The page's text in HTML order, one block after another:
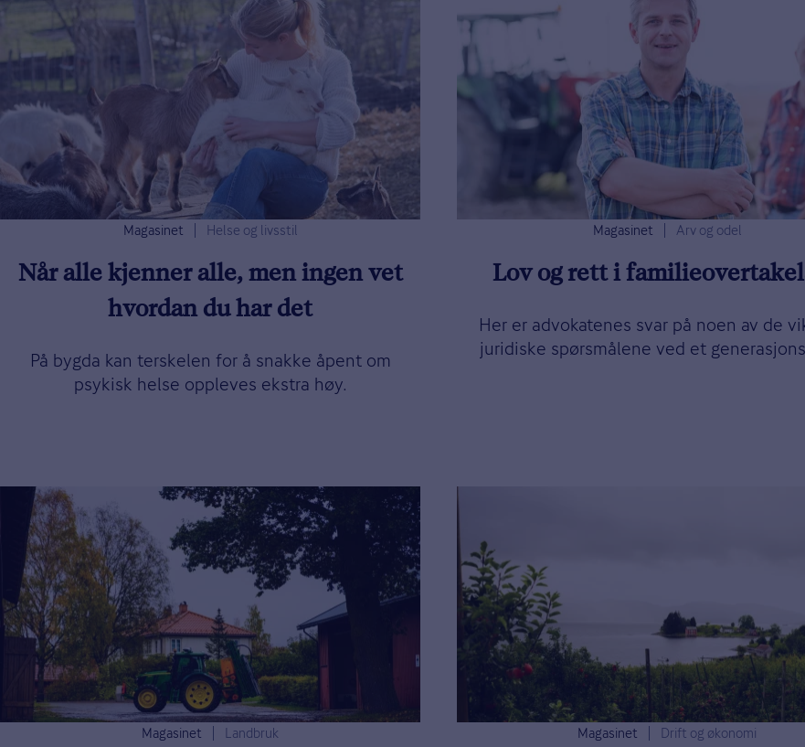
Magasinet Helse og livsstil
Når alle kjenner alle, men ingen vet
hvordan du har det
På bygda kan terskelen for å snakke åpent om
psykisk helse oppleves ekstra høy.
Magasinet Arv og odel
Lov og rett i
Her er advokatenes svar på noen av de
juridiske spørsmålene ved et
Magasinet Landbruk Magasinet Drift og økonomi